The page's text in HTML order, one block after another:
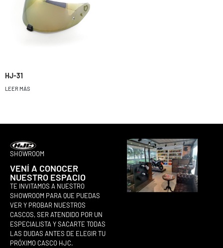
HJ-31
LEER MÁS
SHOWROOM
VENÍ A CONOCER
NUESTRO ESPACIO
TE INVITAMOS A NUESTRO
SHOWROOM PARA QUE PUEDAS
VER Y PROBAR NUESTROS
CASCOS, SER ATENDIDO POR UN
ESPECIALISTA Y SACARTE TODAS
LAS DUDAS ANTES DE ELEGIR TU
PRÓXIMO CASCO HJC.